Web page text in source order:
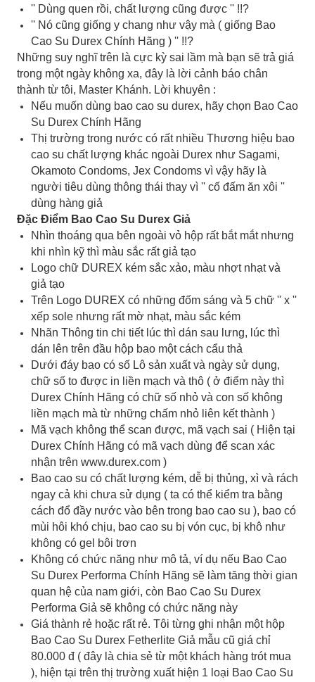
'' Dùng quen rồi, chất lượng cũng được '' !!?
'' Nó cũng giống y chang như vậy mà ( giống Bao
Cao Su Durex Chính Hãng ) '' !!?
Những suy nghĩ trên là cực kỳ sai lầm mà bạn sẽ trả giá
trong một ngày không xa, đây là lời cảnh báo chân
thành từ tôi, Master Khánh. Lời khuyên :
Nếu muốn dùng bao cao su durex, hãy chọn Bao Cao
Su Durex Chính Hãng
Thị trường trong nước có rất nhiều Thương hiệu bao
cao su chất lượng khác ngoài Durex như Sagami,
Okamoto Condoms, Jex Condoms vì vậy hãy là
người tiêu dùng thông thái thay vì '' cố đấm ăn xôi ''
dùng hàng giả
Đặc Điểm Bao Cao Su Durex Giả
Nhìn thoáng qua bên ngoài vỏ hộp rất bắt mắt nhưng
khi nhìn kỹ thì màu sắc rất giả tạo
Logo chữ DUREX kém sắc xảo, màu nhợt nhạt và
giả tạo
Trên Logo DUREX có những đốm sáng và 5 chữ '' x ''
xếp sole nhưng rất mờ nhạt, màu sắc kém
Nhãn Thông tin chi tiết lúc thì dán sau lưng, lúc thì
dán lên trên đầu hộp bao một cách cẩu thả
Dưới đáy bao có số Lô sản xuất và ngày sử dụng,
chữ số to được in liền mạch và thô ( ở điểm này thì
Durex Chính Hãng có chữ số nhỏ và con số không
liền mạch mà từ những chấm nhỏ liên kết thành )
Mã vạch không thể scan được, mã vạch sai ( Hiện tại
Durex Chính Hãng có mã vạch dùng để scan xác
nhận trên www.durex.com )
Bao cao su có chất lượng kém, dễ bị thủng, xì và rách
ngay cả khi chưa sử dụng ( ta có thể kiểm tra bằng
cách đổ đầy nước vào bên trong bao cao su ), bao có
mùi hôi khó chịu, bao cao su bị vón cục, bị khô như
không có gel bôi trơn
Không có chức năng như mô tả, ví dụ nếu Bao Cao
Su Durex Performa Chính Hãng sẽ làm tăng thời gian
quan hệ của nam giới, còn Bao Cao Su Durex
Performa Giả sẽ không có chức năng này
Giá thành rẻ hoặc rất rẻ. Tôi từng ghi nhận một hộp
Bao Cao Su Durex Fetherlite Giả mẫu cũ giá chỉ
80.000 đ ( đây là chia sẻ từ một khách hàng trót mua
), hiện tại trên thị trường xuất hiện 1 loại Bao Cao Su